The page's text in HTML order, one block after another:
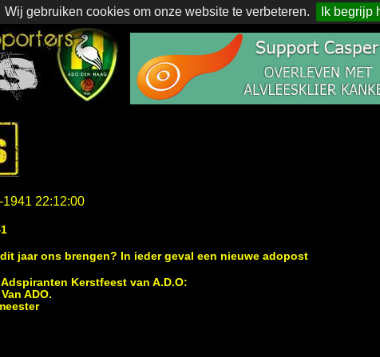
Wij gebruiken cookies om onze website te verbeteren. Ik begrijp
22:12:00
jaar ons brengen? In ieder geval een nieuwe adopost
Kerstfeest van A.D.O:
ADO.